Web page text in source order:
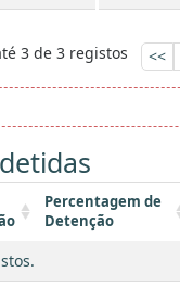
3 de 3 registos <<
Percentagem de
Detenção